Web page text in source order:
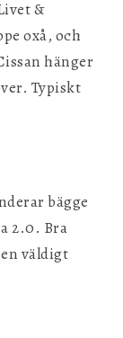
&
oxå, och
hänger
Typiskt
bägge
2.0. Bra
väldigt